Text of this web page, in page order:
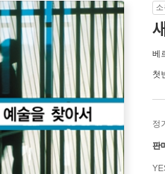
베
첫
정
판